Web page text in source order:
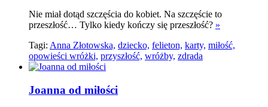
Nie miał dotąd szczęścia do kobiet. Na szczęście to
przeszłość… Tylko kiedy kończy się przeszłość? »
Tagi: Anna Złotowska, dziecko, felieton, karty, miłość,
opowieści wróżki, przyszłość, wróżby, zdrada
Joanna od miłości